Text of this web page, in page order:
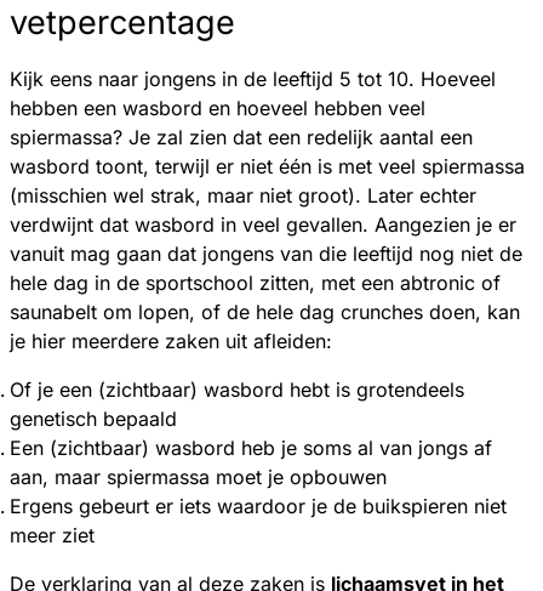
vetpercentage
Kijk eens naar jongens in de leeftijd 5 tot 10. Hoeveel
hebben een wasbord en hoeveel hebben veel
spiermassa? Je zal zien dat een redelijk aantal een
wasbord toont, terwijl er niet één is met veel spiermassa
(misschien wel strak, maar niet groot). Later echter
verdwijnt dat wasbord in veel gevallen. Aangezien je er
vanuit mag gaan dat jongens van die leeftijd nog niet de
hele dag in de sportschool zitten, met een abtronic of
saunabelt om lopen, of de hele dag crunches doen, kan
je hier meerdere zaken uit afleiden:
Of je een (zichtbaar) wasbord hebt is grotendeels
genetisch bepaald
Een (zichtbaar) wasbord heb je soms al van jongs af
aan, maar spiermassa moet je opbouwen
Ergens gebeurt er iets waardoor je de buikspieren niet
meer ziet
De verklaring van al deze zaken is lichaamsvet in het